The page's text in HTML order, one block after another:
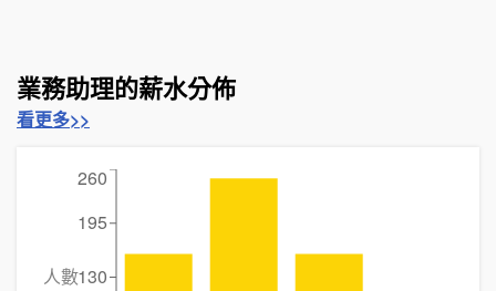
業務助理的薪水分佈
看更多>>
130
195
260
人數